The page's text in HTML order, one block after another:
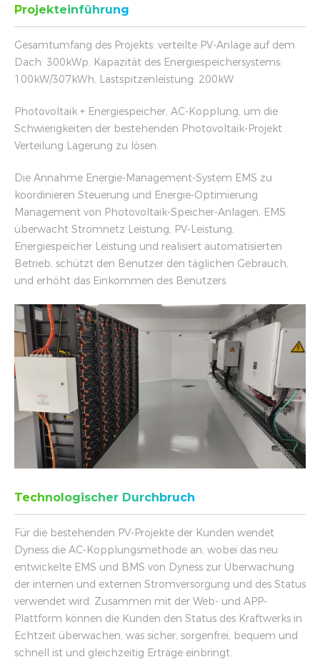
Projekteinführung
Gesamtumfang des Projekts: verteilte PV-Anlage auf dem
Dach: 300kWp, Kapazität des Energiespeichersystems:
100kW/307kWh, Lastspitzenleistung: 200kW
Photovoltaik + Energiespeicher, AC-Kopplung, um die
Schwierigkeiten der bestehenden Photovoltaik-Projekt
Verteilung Lagerung zu lösen.
Die Annahme Energie-Management-System EMS zu
koordinieren Steuerung und Energie-Optimierung
Management von Photovoltaik-Speicher-Anlagen, EMS
überwacht Stromnetz Leistung, PV-Leistung,
Energiespeicher Leistung und realisiert automatisierten
Betrieb, schützt den Benutzer den täglichen Gebrauch,
und erhöht das Einkommen des Benutzers.
Technologischer Durchbruch
Für die bestehenden PV-Projekte der Kunden wendet
Dyness die AC-Kopplungsmethode an, wobei das neu
entwickelte EMS und BMS von Dyness zur Überwachung
der internen und externen Stromversorgung und des Status
verwendet wird. Zusammen mit der Web- und APP-
Plattform können die Kunden den Status des Kraftwerks in
Echtzeit überwachen, was sicher, sorgenfrei, bequem und
schnell ist und gleichzeitig Erträge einbringt.